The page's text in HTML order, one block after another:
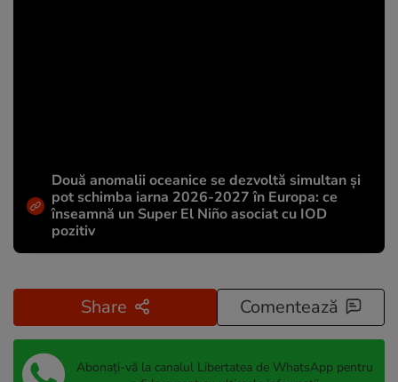
Două anomalii oceanice se dezvoltă simultan și
pot schimba iarna 2026-2027 în Europa: ce
înseamnă un Super El Niño asociat cu IOD
pozitiv
Share Comentează
Abonați-vă la canalul Libertatea de WhatsApp pentru